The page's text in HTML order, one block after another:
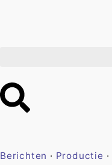
Berichten · Productie ·